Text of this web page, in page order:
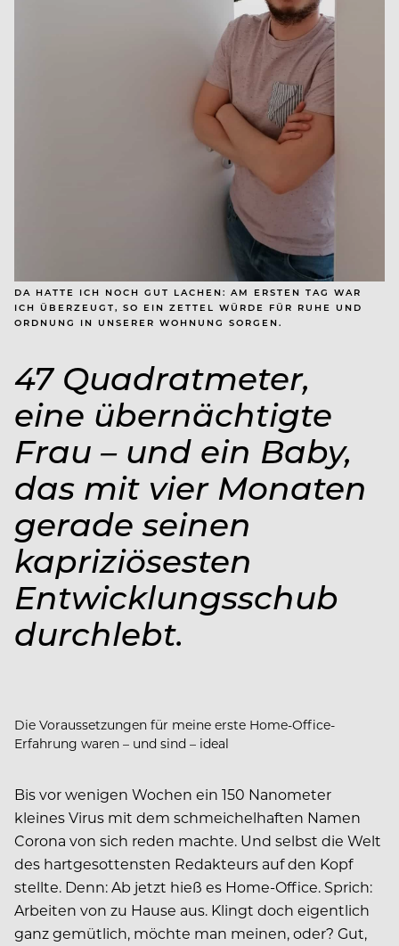
DA HATTE ICH NOCH GUT LACHEN: AM ERSTEN TAG WAR
ICH ÜBERZEUGT, SO EIN ZETTEL WÜRDE FÜR RUHE UND
ORDNUNG IN UNSERER WOHNUNG SORGEN.
47 Quadratmeter,
eine übernächtigte
Frau – und ein Baby,
das mit vier Monaten
gerade seinen
kapriziösesten
Entwicklungsschub
durchlebt.
Die Voraussetzungen für meine erste Home-Office-
Erfahrung waren – und sind – ideal
Bis vor wenigen Wochen ein 150 Nanometer
kleines Virus mit dem schmeichelhaften Namen
Corona von sich reden machte. Und selbst die Welt
des hartgesottensten Redakteurs auf den Kopf
stellte. Denn: Ab jetzt hieß es Home-Office. Sprich:
Arbeiten von zu Hause aus. Klingt doch eigentlich
ganz gemütlich, möchte man meinen, oder? Gut,